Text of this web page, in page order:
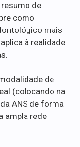
resumo de
como
mais
à realidade
de
(colocando na
ANS de forma
ampla rede